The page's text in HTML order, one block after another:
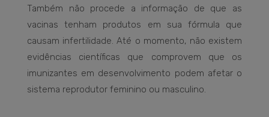
Também não procede a informação de que as
vacinas tenham produtos em sua fórmula que
causam infertilidade. Até o momento, não existem
evidências científicas que comprovem que os
imunizantes em desenvolvimento podem afetar o
sistema reprodutor feminino ou masculino.